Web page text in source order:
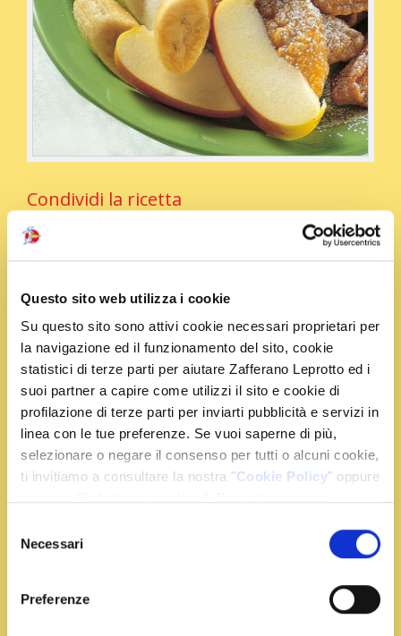
Questo sito web utilizza i cookie
Su questo sito sono attivi cookie necessari proprietari per
la navigazione ed il funzionamento del sito, cookie
statistici di terze parti per aiutare Zafferano Leprotto ed i
suoi partner a capire come utilizzi il sito e cookie di
profilazione di terze parti per inviarti pubblicità e servizi in
linea con le tue preferenze. Se vuoi saperne di più,
selezionare o negare il consenso per tutti o alcuni cookie,
ti invitiamo a consultare la nostra "Cookie Policy" oppure
delNecessari
Preferenze
Condividi la ricetta
Ingredienti
1 mela
1 pera
1 banana
100 g. di farina bianca
1 uovo
1 bustina di zafferano